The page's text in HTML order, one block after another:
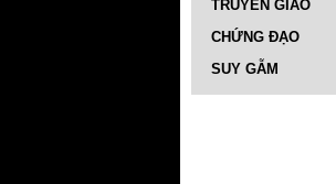
TRUYỀN GIÁO
CHỨNG ĐẠO
SUY GẪM